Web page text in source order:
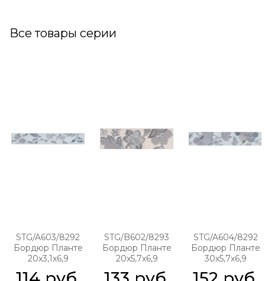
Все товары серии
STG/A603/8292
Бордюр Планте
20х3,1х6,9
STG/B602/8293
Бордюр Планте
20х5,7х6,9
STG/A604/8292
Бордюр Планте
30х5,7х6,9